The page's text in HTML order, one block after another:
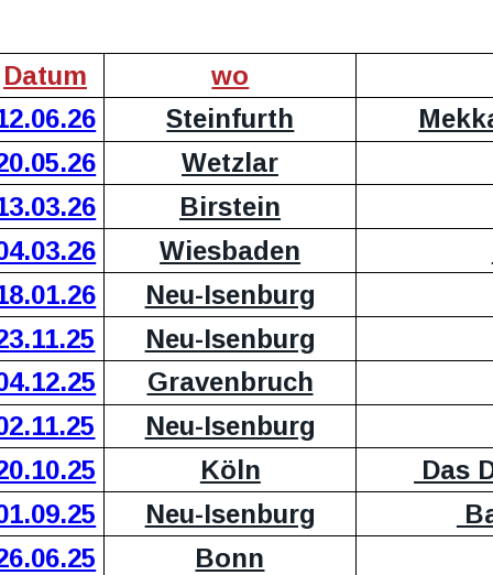
Datum
wo
Steinfurth
Wetzlar
Birstein
Wiesbaden
Neu-Isenburg
Neu-Isenburg
Gravenbruch
Neu-Isenburg
Köln
Das
Neu-Isenburg
Bonn